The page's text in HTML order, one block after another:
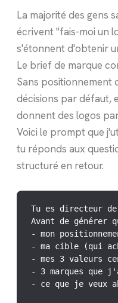
La majorité des gens
écrivent "fais-moi un
s'étonnent d'obtenir
Le brief de marque
Sans positionnement
décisions par défaut,
donnent des logos
Voici le prompt que
tu réponds aux
structuré en retour.
Tu es directeur
Avant de générer
- mon
- ma cible (qui
- mes 3 valeurs
- 3 marques que
- ce que je veux